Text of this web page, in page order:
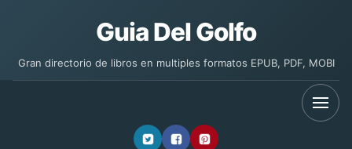
Guia Del Golfo
Gran directorio de libros en multiples formatos EPUB, PDF, MOBI